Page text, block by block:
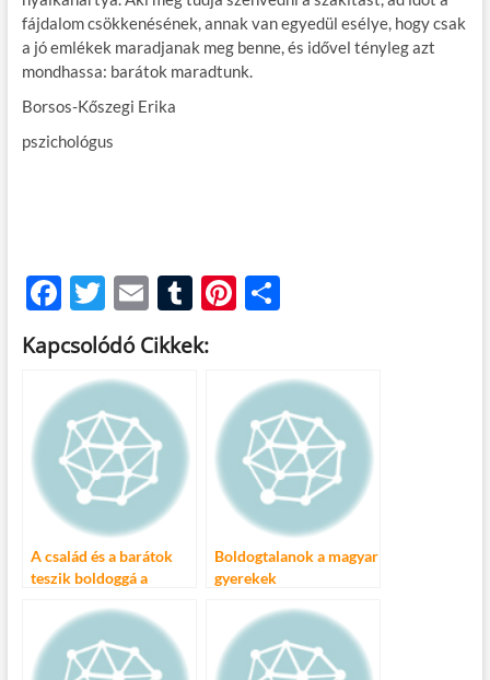
fájdalom csökkenésének, annak van egyedül esélye, hogy csak
a jó emlékek maradjanak meg benne, és idővel tényleg azt
mondhassa: barátok maradtunk.
Borsos-Kőszegi Erika
pszichológus
F
ac
e
b
o
o
k
T
w
itt
er
E
m
ail
T
u
m
Pi
es
O
m
e
g
Kapcsolódó Cikkek:
A család és a barátok
teszik boldoggá a
Boldogtalanok a magyar
gyerekek